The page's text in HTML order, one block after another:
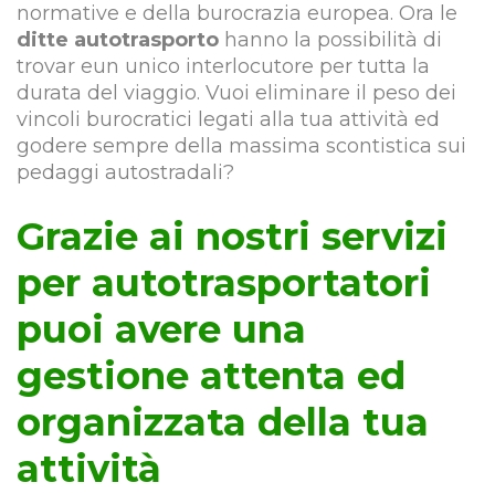
normative e della burocrazia europea. Ora le
ditte autotrasporto hanno la possibilità di
trovar eun unico interlocutore per tutta la
durata del viaggio. Vuoi eliminare il peso dei
vincoli burocratici legati alla tua attività ed
godere sempre della massima scontistica sui
pedaggi autostradali?
Grazie ai nostri servizi
per autotrasportatori
puoi avere una
gestione attenta ed
organizzata della tua
attività